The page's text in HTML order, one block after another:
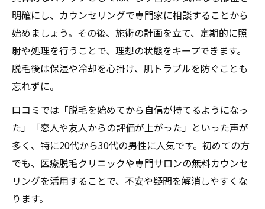
明確にし、カウンセリングで専門家に相談することから
始めましょう。その後、施術の計画を立て、定期的に照
射や処理を行うことで、理想の状態をキープできます。
脱毛後は保湿や冷却を心掛け、肌トラブルを防ぐことも
忘れずに。
口コミでは「脱毛を始めてから自信が持てるようになっ
た」「恋人や友人からの評価が上がった」といった声が
多く、特に20代から30代の男性に人気です。初めての方
でも、医療脱毛クリニックや専門サロンの無料カウンセ
リングを活用することで、不安や疑問を解消しやすくな
ります。